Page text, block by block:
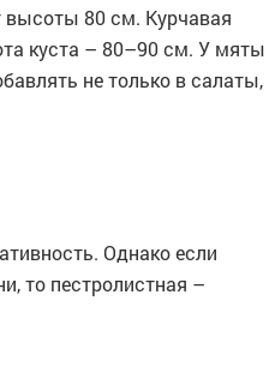
высоты 80 см. Курчавая
куста – 80–90 см. У мяты
не только в салаты,
Однако если
то пестролистная –